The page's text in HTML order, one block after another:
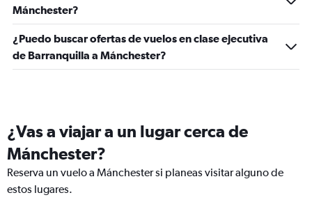
Mánchester?
¿Puedo buscar ofertas de vuelos en clase ejecutiva
de Barranquilla a Mánchester?
¿Vas a viajar a un lugar cerca de
Mánchester?
Reserva un vuelo a Mánchester si planeas visitar alguno de
estos lugares.